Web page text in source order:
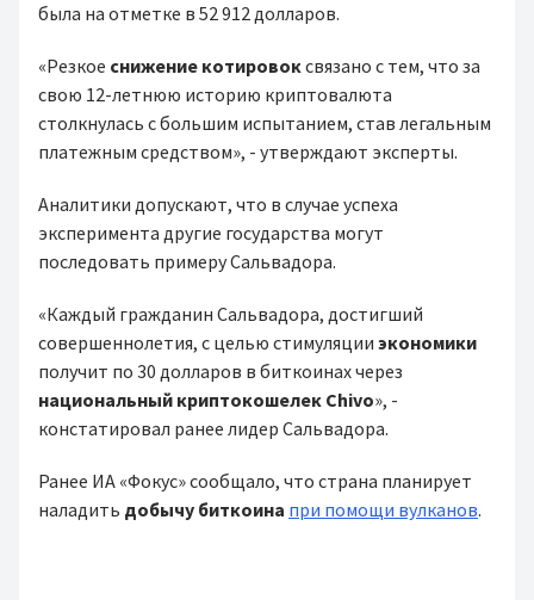
была на отметке в 52 912 долларов.
«Резкое снижение котировоксвязано с тем, что за
свою 12-летнюю историю криптовалюта
столкнулась с большим испытанием, став легальным
платежным средством», - утверждают эксперты.
Аналитики допускают, что в случае успеха
эксперимента другие государства могут
последовать примеру Сальвадора.
«Каждый гражданин Сальвадора, достигший
совершеннолетия, с целью стимуляции экономики
получит по 30 долларов в биткоинах через
национальный криптокошелек Chivo», -
констатировал ранее лидер Сальвадора.
Ранее ИА «Фокус» сообщало, что страна планирует
наладить добычу биткоина при помощи вулканов.